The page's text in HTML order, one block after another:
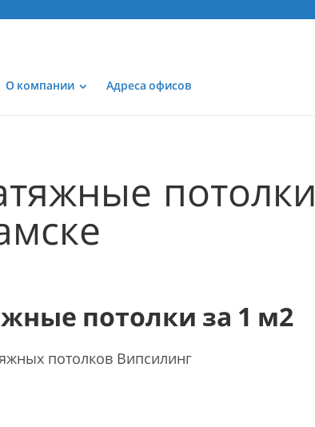
О компании Адреса офисов
потолки
потолки за 1 м2
потолков Випсилинг